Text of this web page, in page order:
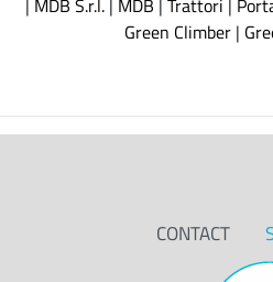
| MDB S.r.l. | MDB | Trattori |
Green Climber |
CONTACT